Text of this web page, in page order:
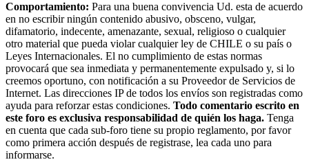
Comportamiento: Para una buena convivencia Ud. esta de acuerdo
en no escribir ningún contenido abusivo, obsceno, vulgar,
difamatorio, indecente, amenazante, sexual, religioso o cualquier
otro material que pueda violar cualquier ley de CHILE o su país o
Leyes Internacionales. El no cumplimiento de estas normas
provocará que sea inmediata y permanentemente expulsado y, si lo
creemos oportuno, con notificación a su Proveedor de Servicios de
Internet. Las direcciones IP de todos los envíos son registradas como
ayuda para reforzar estas condiciones. Todo comentario escrito en
este foro es exclusiva responsabilidad de quién los haga. Tenga
en cuenta que cada sub-foro tiene su propio reglamento, por favor
como primera acción después de registrase, lea cada uno para
informarse.